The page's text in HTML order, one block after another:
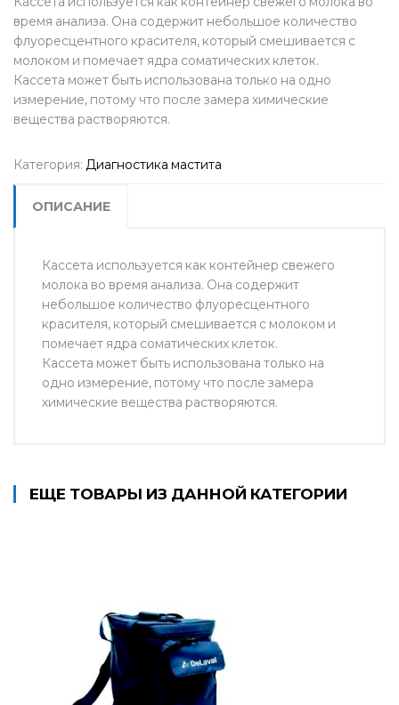
время анализа. Она содержит небольшое количество
флуоресцентного красителя, который смешивается с
молоком и помечает ядра соматических клеток.
Кассета может быть использована только на одно
измерение, потому что после замера химические
вещества растворяются.
Категория: Диагностика мастита
ОПИСАНИЕ
Кассета используется как контейнер свежего
молока во время анализа. Она содержит
небольшое количество флуоресцентного
красителя, который смешивается с молоком и
помечает ядра соматических клеток.
Кассета может быть использована только на
одно измерение, потому что после замера
химические вещества растворяются.
ЕЩЕ ТОВАРЫ ИЗ ДАННОЙ КАТЕГОРИИ